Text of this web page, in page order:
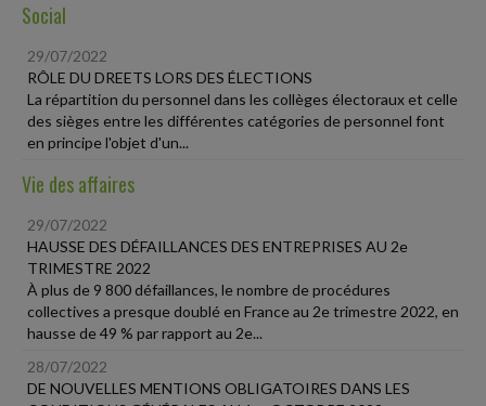
Social
29/07/2022
RÔLE DU DREETS LORS DES ÉLECTIONS
La répartition du personnel dans les collèges électoraux et celle
des sièges entre les différentes catégories de personnel font
en principe l'objet d'un...
Vie des affaires
29/07/2022
HAUSSE DES DÉFAILLANCES DES ENTREPRISES AU 2e
TRIMESTRE 2022
À plus de 9 800 défaillances, le nombre de procédures
collectives a presque doublé en France au 2e trimestre 2022, en
hausse de 49 % par rapport au 2e...
28/07/2022
DE NOUVELLES MENTIONS OBLIGATOIRES DANS LES